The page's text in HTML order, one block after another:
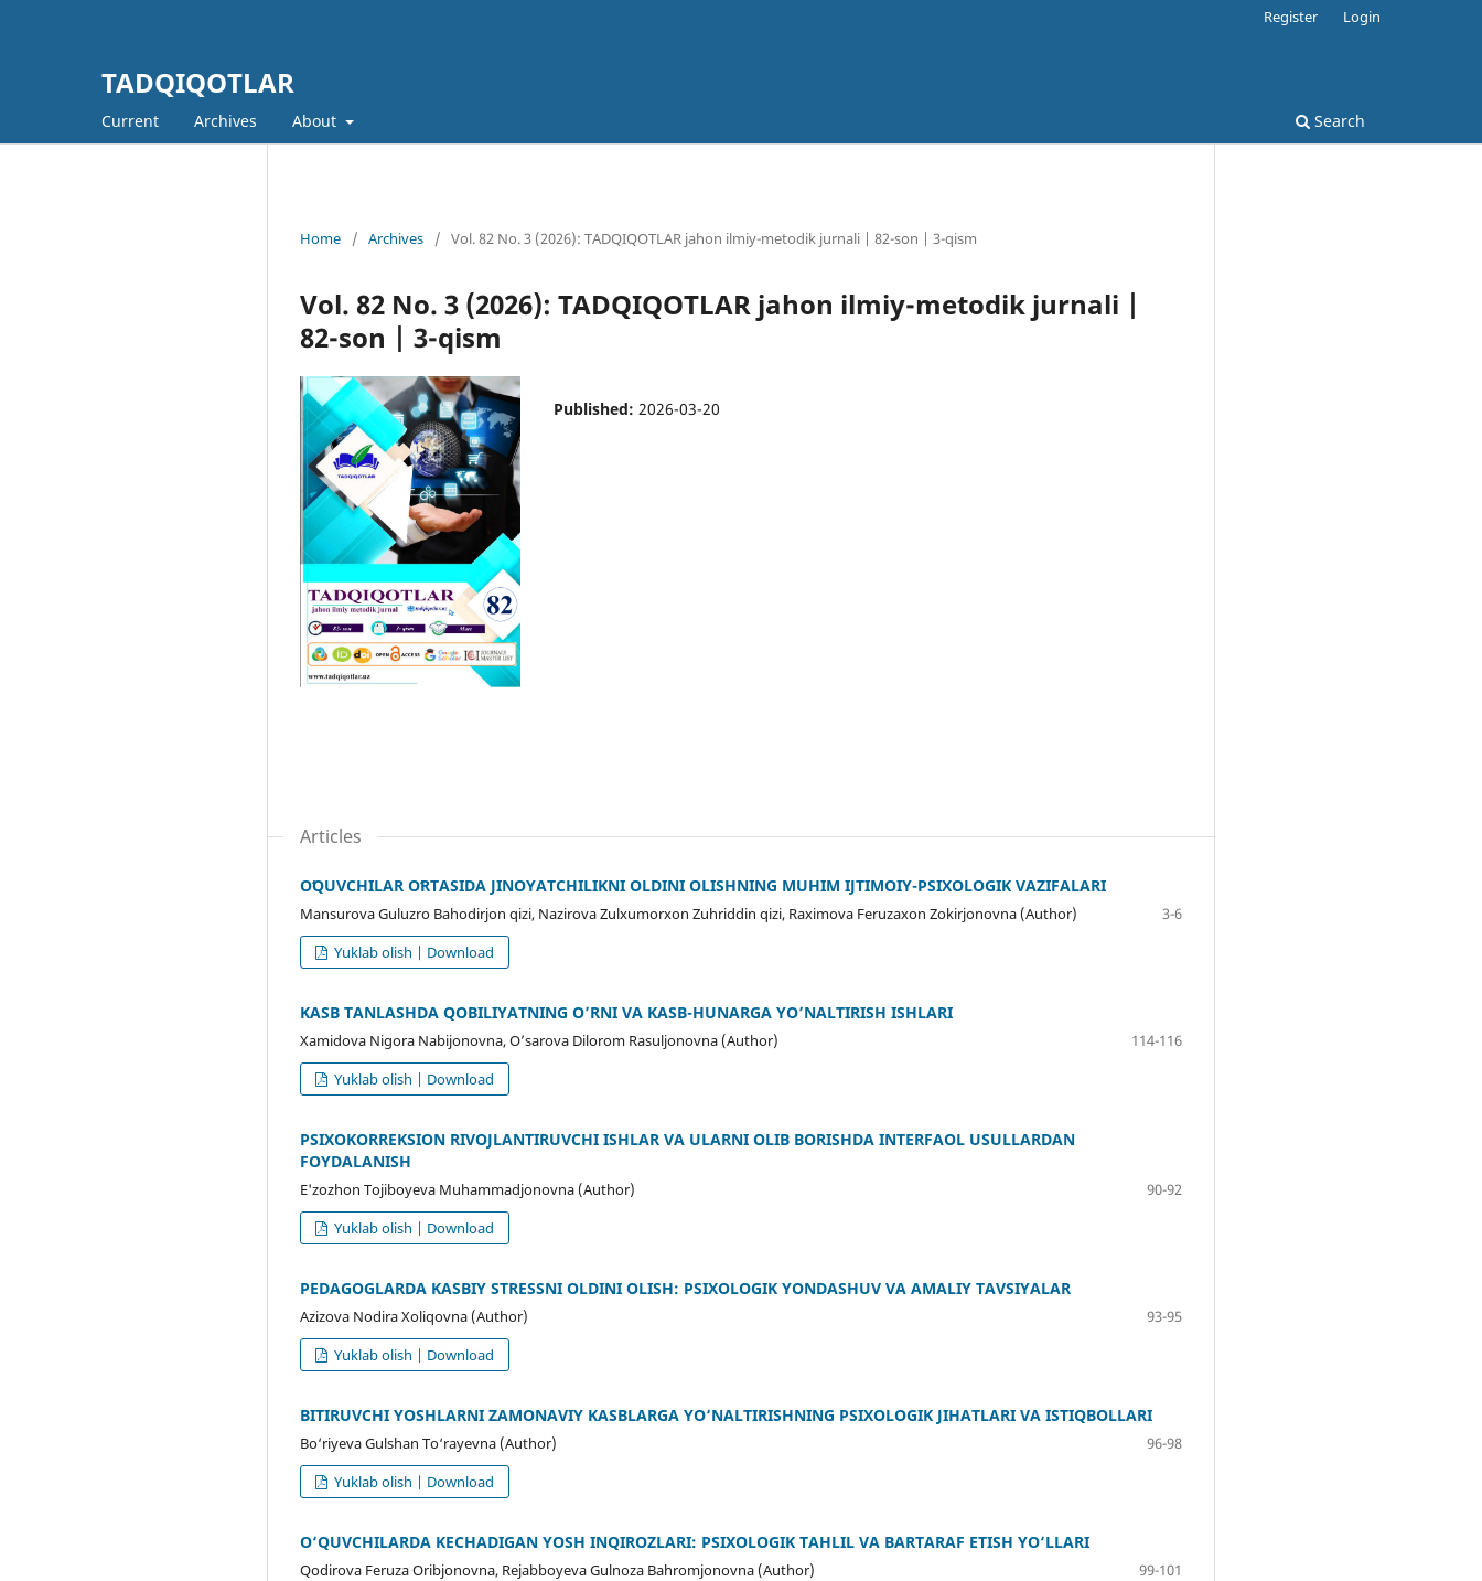
TADQIQOTLAR
Current Archives About Search
Register Login
Home / Archives / Vol. 82 No. 3 (2026): TADQIQOTLAR jahon ilmiy-metodik jurnali | 82-son | 3-qism
Vol. 82 No. 3 (2026): TADQIQOTLAR jahon ilmiy-metodik jurnali |
82-son | 3-qism
Published: 2026-03-20
Articles
OʻQUVCHILAR OʻRTASIDA JINOYATCHILIKNI OLDINI OLISHNING MUHIM IJTIMOIY-PSIXOLOGIK VAZIFALARI
Mansurova Guluzro Bahodirjon qizi, Nazirova Zulxumorxon Zuhriddin qizi, Raximova Feruzaxon Zokirjonovna (Author)
3-6
Yuklab olish | Download
KASB TANLASHDA QOBILIYATNING O’RNI VA KASB-HUNARGA YO’NALTIRISH ISHLARI
Xamidova Nigora Nabijonovna, O’sarova Dilorom Rasuljonovna (Author)
114-116
Yuklab olish | Download
PSIXOKORREKSION RIVOJLANTIRUVCHI ISHLAR VA ULARNI OLIB BORISHDA INTERFAOL USULLARDAN
FOYDALANISH
E'zozhon Tojiboyeva Muhammadjonovna (Author)
90-92
Yuklab olish | Download
PEDAGOGLARDA KASBIY STRESSNI OLDINI OLISH: PSIXOLOGIK YONDASHUV VA AMALIY TAVSIYALAR
Azizova Nodira Xoliqovna (Author)
93-95
Yuklab olish | Download
BITIRUVCHI YOSHLARNI ZAMONAVIY KASBLARGA YO‘NALTIRISHNING PSIXOLOGIK JIHATLARI VA ISTIQBOLLARI
Bo‘riyeva Gulshan To‘rayevna (Author)
96-98
Yuklab olish | Download
O‘QUVCHILARDA KECHADIGAN YOSH INQIROZLARI: PSIXOLOGIK TAHLIL VA BARTARAF ETISH YO‘LLARI
Qodirova Feruza Oribjonovna, Rejabboyeva Gulnoza Bahromjonovna (Author)
99-101